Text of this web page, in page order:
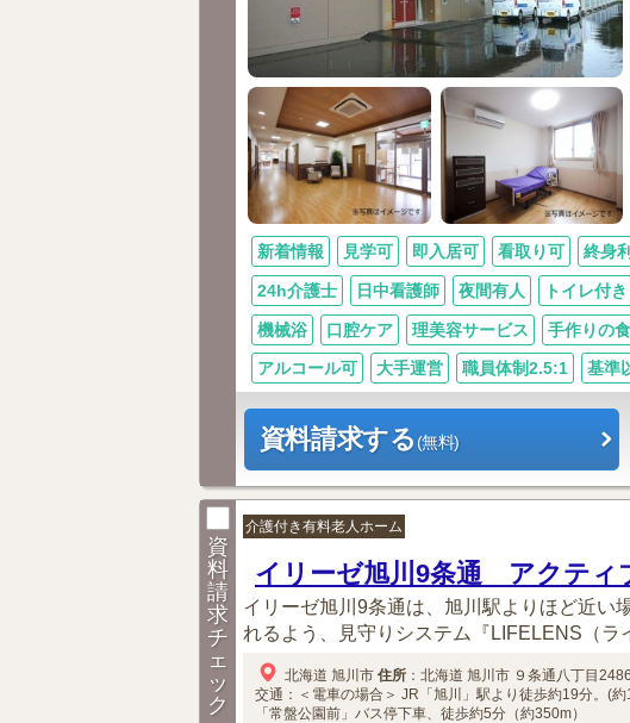
新着情報 見学可 即入居可 看取り可 終身
24h介護士 日中看護師 夜間有人 トイレ付き
機械浴 口腔ケア 理美容サービス 手作りの
アルコール可 大手運営 職員体制2.5:1 基準
資料請求する(無料)
資
料
請
求
チ
ェ
ッ
ク
介護付き有料老人ホーム
イリーゼ旭川9条通 アクティ
イリーゼ旭川9条通は、旭川駅よりほど近い
れるよう、見守りシステム『LIFELENS（ラ
北海道 旭川市 住所 ： 北海道 旭川市 ９条通八丁目
交通：＜電車の場合＞ JR「旭川」駅より徒歩約19分。(約
「常盤公園前」バス停下車、徒歩約5分（約350m）